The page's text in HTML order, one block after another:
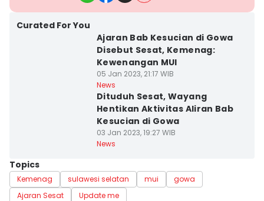
Curated For You
Ajaran Bab Kesucian di Gowa
Disebut Sesat, Kemenag:
Kewenangan MUI
05 Jan 2023, 21:17 WIB
News
Dituduh Sesat, Wayang
Hentikan Aktivitas Aliran Bab
Kesucian di Gowa
03 Jan 2023, 19:27 WIB
News
Topics
Kemenag sulawesi selatan mui
gowa
Ajaran Sesat
Update me